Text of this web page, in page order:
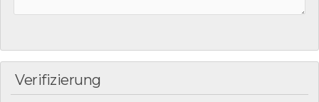
Verifizierung